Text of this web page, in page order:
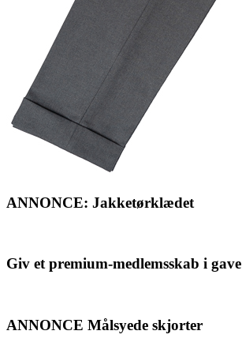
ANNONCE: Jakketørklædet
Giv et premium-medlemsskab i gave
ANNONCE Målsyede skjorter